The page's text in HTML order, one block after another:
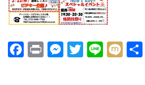
F Pr M T Li M